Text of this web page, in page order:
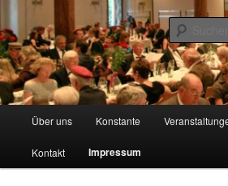
primären
Inhalt
springenTWV Alania zu
Technisch wissenschaftliche
HauptmenüÜber uns Konstante
Kontakt Impressum